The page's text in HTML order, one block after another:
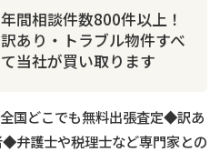
年間相談件数800件以上！
訳あり・トラブル物件すべ
て当社が買い取ります
国どこでも無料出張査定◆訳あ
弁護士や税理士など専門家との